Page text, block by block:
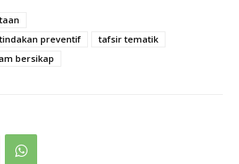
preventif
tafsir tematik
bersikap